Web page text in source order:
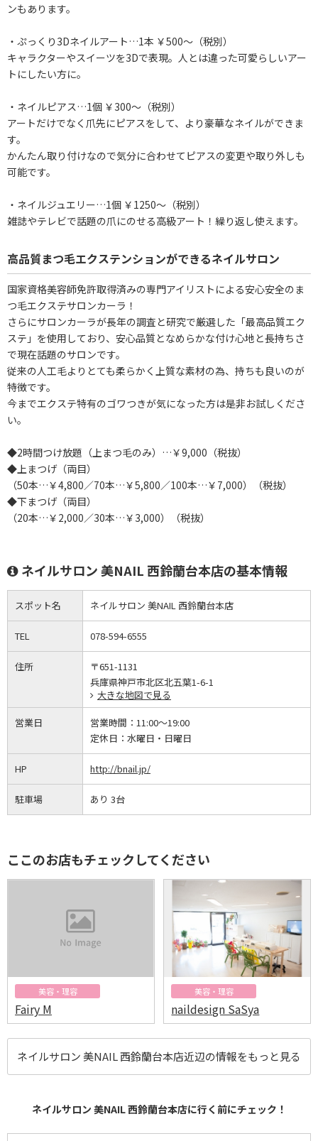
ンもあります。
・ぷっくり3Dネイルアート…1本 ￥500～（税別）
キャラクターやスイーツを3Dで表現。人とは違った可愛らしいアー
トにしたい方に。
・ネイルピアス…1個 ￥300～（税別）
アートだけでなく爪先にピアスをして、より豪華なネイルができま
す。
かんたん取り付けなので気分に合わせてピアスの変更や取り外しも
可能です。
・ネイルジュエリー…1個 ￥1250～（税別）
雑誌やテレビで話題の爪にのせる高級アート！繰り返し使えます。
高品質まつ毛エクステンションができるネイルサロン
国家資格美容師免許取得済みの専門アイリストによる安心安全のま
つ毛エクステサロンカーラ！
さらにサロンカーラが長年の調査と研究で厳選した「最高品質エク
ステ」を使用しており、安心品質となめらかな付け心地と長持ちさ
で現在話題のサロンです。
従来の人工毛よりとても柔らかく上質な素材の為、持ちも良いのが
特徴です。
今までエクステ特有のゴワつきが気になった方は是非お試しくださ
い。
◆2時間つけ放題（上まつ毛のみ）…￥9,000（税抜）
◆上まつげ（両目）
（50本…￥4,800／70本…￥5,800／100本…￥7,000）（税抜）
◆下まつげ（両目）
（20本…￥2,000／30本…￥3,000）（税抜）
ネイルサロン 美NAIL 西鈴蘭台本店の基本情報
スポット名 ネイルサロン 美NAIL 西鈴蘭台本店
TEL 078-594-6555
住所
〒651-1131
兵庫県神戸市北区北五葉1-6-1
大きな地図で見る
営業日 営業時間： 11:00～19:00
定休日： 水曜日・日曜日
HP http://bnail.jp/
駐車場 あり 3台
ここのお店もチェックしてください
美容・理容
Fairy M
美容・理容
naildesign SaSya
ネイルサロン 美NAIL 西鈴蘭台本店近辺の情報をもっと見る
ネイルサロン 美NAIL 西鈴蘭台本店に行く前にチェック！